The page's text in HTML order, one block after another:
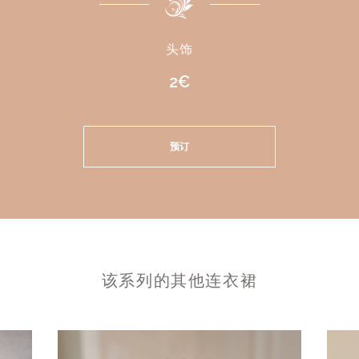
头饰
2€
预订
该系列的其他连衣裙